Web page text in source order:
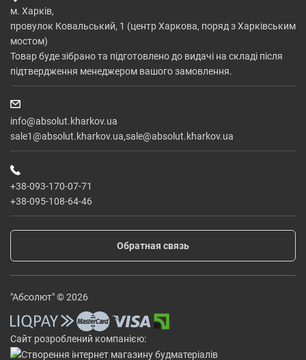
м. Харків,
провулок Ковальський, 1 (центр Харкова, поряд з Харківським
мостом)
Товар буде зібрано та підготовлено до видачі на складі після
підтвердження менеджером вашого замовлення.
info@absolut.kharkov.ua
sale1@absolut.kharkov.ua,sale@absolut.kharkov.ua
+38-093-170-07-71
+38-095-108-64-46
Обратная связь
Сайт розроблений компанією:
"Абсолют" © 2026